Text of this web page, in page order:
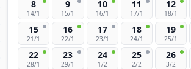
8
14/1
9
15/1
10
16/1
11
17/1
12
18/1
15
21/1
16
22/1
17
23/1
18
24/1
19
25/1
22
28/1
23
29/1
24
1/2
25
2/2
26
3/2